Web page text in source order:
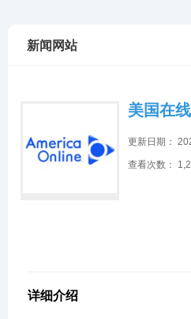
新闻网站
美国在线
更新日期：
查看次数：
详细介绍